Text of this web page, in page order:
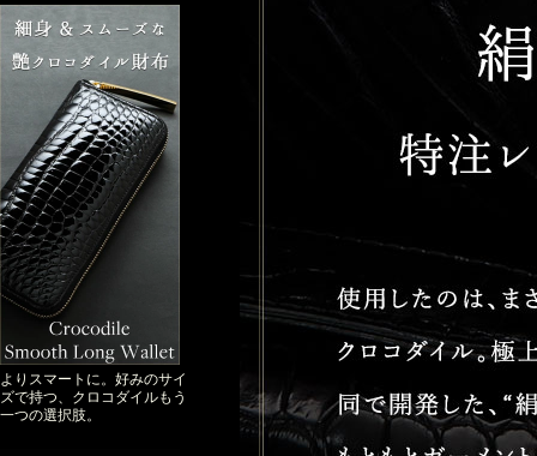
よりスマートに。好みのサイ
ズで持つ、クロコダイルもう
一つの選択肢。